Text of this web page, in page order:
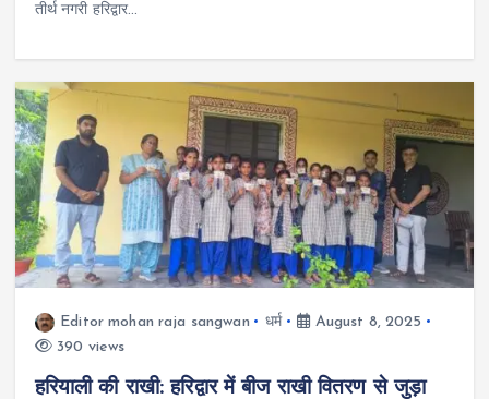
तीर्थ नगरी हरिद्वार…
Editor mohan raja sangwan धर्म
August 8, 2025
390 views
हरियाली की राखी: हरिद्वार में बीज राखी वितरण से जुड़ा